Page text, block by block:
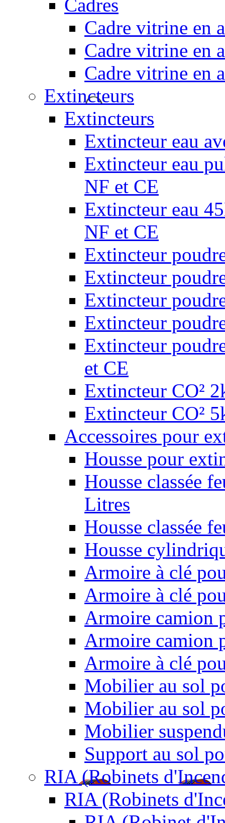
Cadres
Cadre vitrine en
Cadre vitrine en
Cadre vitrine en
Extincteurs
Extincteurs
Extincteur eau
Extincteur eau
NF et CE
Extincteur eau
NF et CE
Extincteur
Extincteur
Extincteur
Extincteur
Extincteur
et CE
Extincteur CO²
Extincteur CO²
Accessoires pour
Housse pour
Housse classée
Litres
Housse classée
Housse
Armoire à clé
Armoire à clé
Armoire camion
Armoire camion
Armoire à clé
Mobilier au sol
Mobilier au sol
Mobilier
Support au sol
RIA (Robinets
RIA (Robinets